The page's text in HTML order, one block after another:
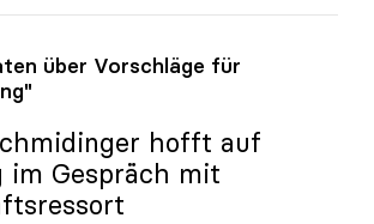
über Vorschläge für
hofft auf
im Gespräch mit